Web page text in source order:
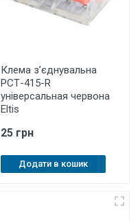
Клема з’єднувальна
РСТ-415-R
універсальная червона
Eltis
25 грн
Додати в кошик